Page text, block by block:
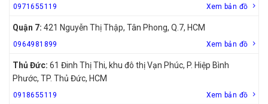
0971655119 Xem bản đồ
Quận 7: 421 Nguyễn Thị Thập, Tân Phong, Q.7, HCM
0964981899 Xem bản đồ
Thủ Đức: 61 Đinh Thị Thi, khu đô thị Vạn Phúc, P. Hiệp Bình
Phước, TP. Thủ Đức, HCM
0918655119 Xem bản đồ